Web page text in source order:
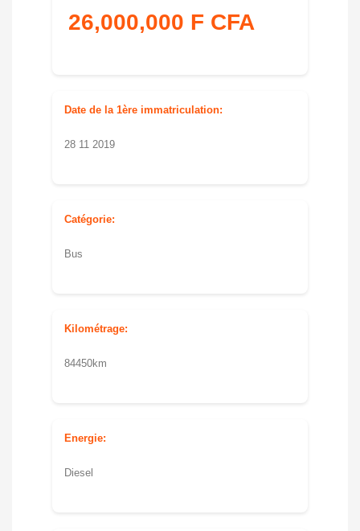
26,000,000 F CFA
Date de la 1ère immatriculation:
28 11 2019
Catégorie:
Bus
Kilométrage:
84450km
Energie:
Diesel